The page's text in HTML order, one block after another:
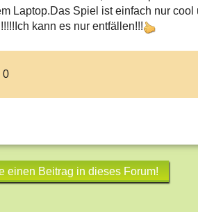
Laptop.Das Spiel ist einfach nur cool
kann es nur entfällen!!!
0
einen Beitrag in dieses Forum!